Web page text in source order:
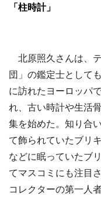
「柱時計」
北原照久さんは、
団」の鑑定士として
に訪れたヨーロッパ
れ、古い時計や生活
集を始めた。知り合
て飾られていたブリ
などに眠っていたブ
てマスコミにも注目
コレクターの第一人